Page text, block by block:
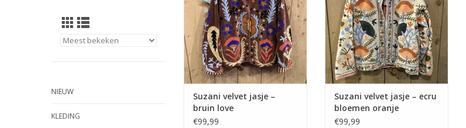
NIEUW
KLEDING
Suzani velvet jasje –
bruin love
€99,99
Suzani velvet jasje – ecru
bloemen oranje
€99,99